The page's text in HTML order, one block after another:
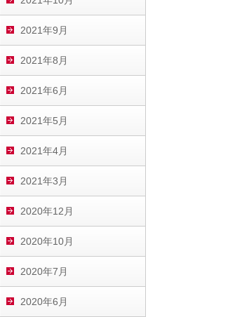
2021年9月
2021年8月
2021年6月
2021年5月
2021年4月
2021年3月
2020年12月
2020年10月
2020年7月
2020年6月